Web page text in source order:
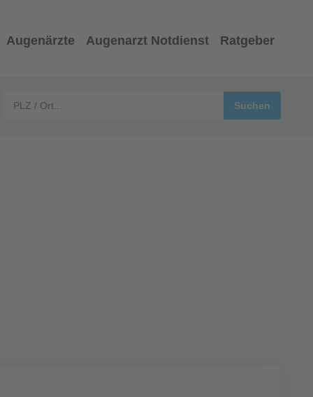
Augenärzte Augenarzt Notdienst Ratgeber